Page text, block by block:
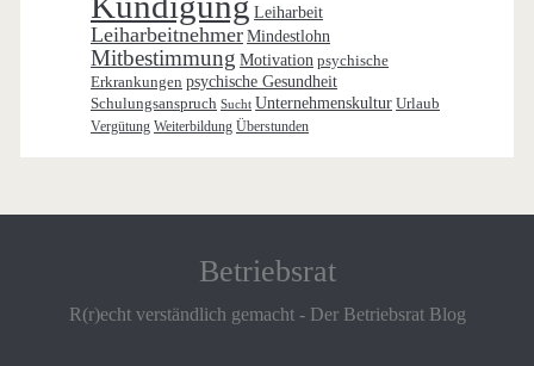
Leiharbeit
Leiharbeitnehmer Mindestlohn
Mitbestimmung Motivation psychische
Erkrankungen psychische Gesundheit
Schulungsanspruch Sucht Unternehmenskultur Urlaub
Vergütung Weiterbildung Überstunden
Betriebsrat
R(r)echt verständlich gemacht - Der Betriebsrat Blog